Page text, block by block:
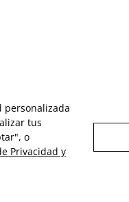
personalizada
tus
o
Privacidad y